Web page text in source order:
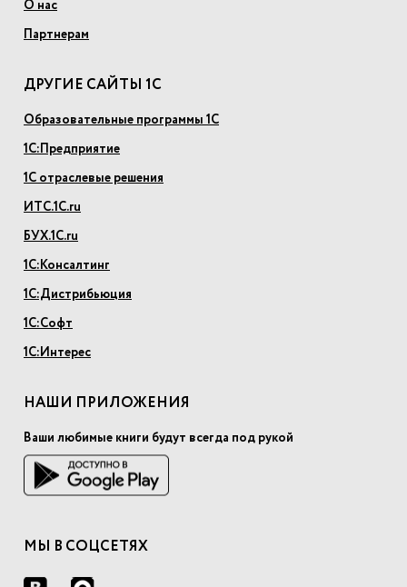
О нас
Партнерам
ДРУГИЕ САЙТЫ 1С
Образовательные программы 1С
1С:Предприятие
1С отраслевые решения
ИТС.1С.ru
БУХ.1С.ru
1С:Консалтинг
1С:Дистрибьюция
1С:Софт
1С:Интерес
НАШИ ПРИЛОЖЕНИЯ
Ваши любимые книги будут всегда под рукой
МЫ В СОЦСЕТЯХ